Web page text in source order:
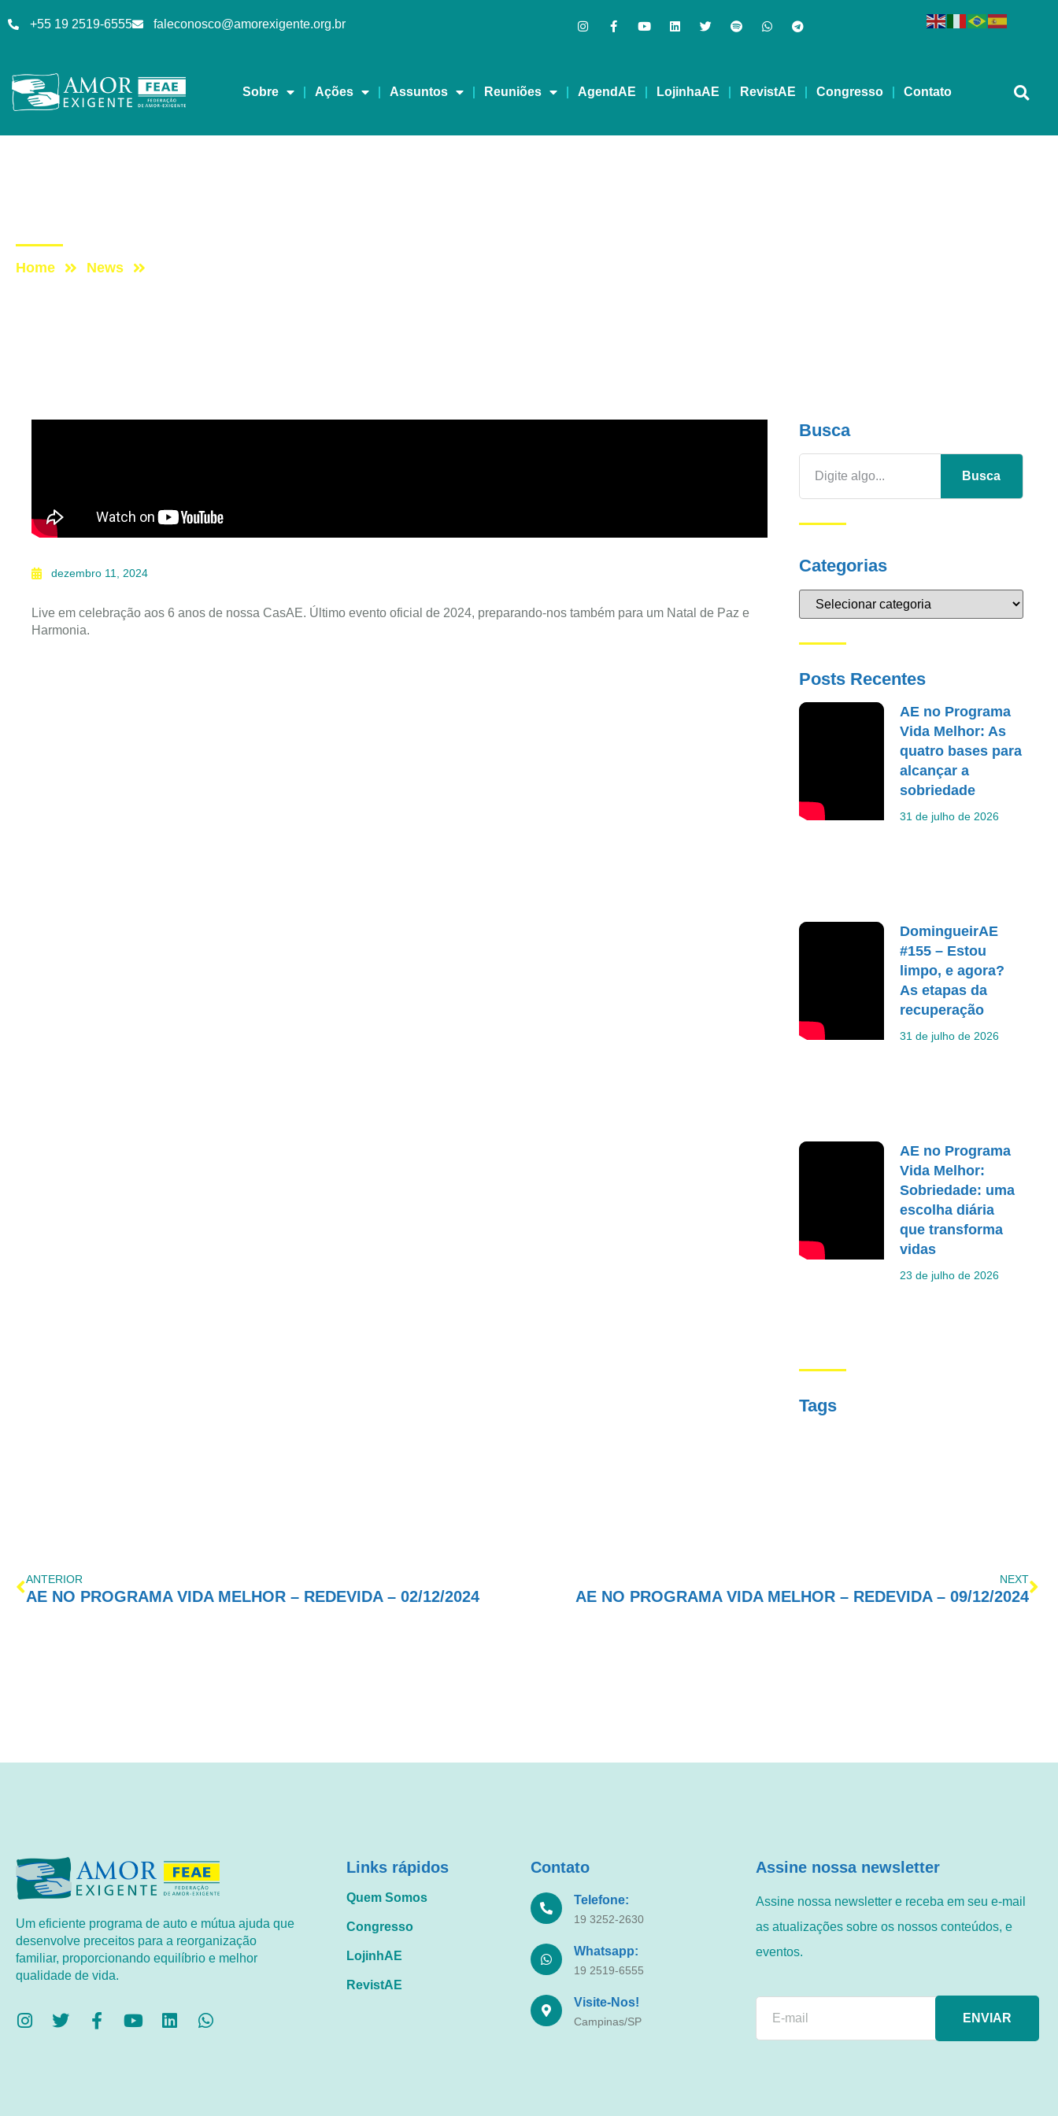
+55 19 2519-6555 faleconosco@amorexigente.org.br
Sobre Ações Assuntos Reuniões AgendAE LojinhaAE RevistAE Congresso Contato
Home News
dezembro 11, 2024
Live em celebração aos 6 anos de nossa CasAE. Último evento oficial de 2024, preparando-nos também para um Natal de Paz e
Harmonia.
Busca
Busca
Categorias
Posts Recentes
AE no Programa
Vida Melhor: As
quatro bases para
alcançar a
sobriedade
31 de julho de 2026
DomingueirAE
#155 – Estou
limpo, e agora?
As etapas da
recuperação
31 de julho de 2026
AE no Programa
Vida Melhor:
Sobriedade: uma
escolha diária
que transforma
vidas
23 de julho de 2026
Tags
ANTERIOR
AE NO PROGRAMA VIDA MELHOR – REDEVIDA – 02/12/2024
NEXT
AE NO PROGRAMA VIDA MELHOR – REDEVIDA – 09/12/2024
Um eficiente programa de auto e mútua ajuda que
desenvolve preceitos para a reorganização
familiar, proporcionando equilíbrio e melhor
qualidade de vida.
Links rápidos
Quem Somos
Congresso
LojinhAE
RevistAE
Contato
Telefone:
19 3252-2630
Whatsapp:
19 2519-6555
Visite-Nos!
Campinas/SP
Assine nossa newsletter
Assine nossa newsletter e receba em seu e-mail
as atualizações sobre os nossos conteúdos, e
eventos.
ENVIAR